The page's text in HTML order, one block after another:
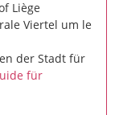
Liège
Viertel um le
der Stadt für
für